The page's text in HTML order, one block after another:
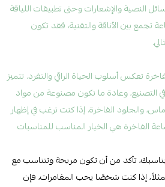
النصية والإشعارات وحتى تطبيقات اللياقة
تجمع بين الأناقة والتقنية، فقد تكون
تعكس أسلوب الحياة الراقي والتفرد. تتميز
التصنيع، وعادة ما تكون مصنوعة من مواد
والجلود الفاخرة. إذا كنت ترغب في إظهار
الفاخرة هي الخيار المناسب للمناسبات
تأكد من أن تكون مريحة وتتناسب مع
إذا كنت شخصًا يحب المغامرات، فإن